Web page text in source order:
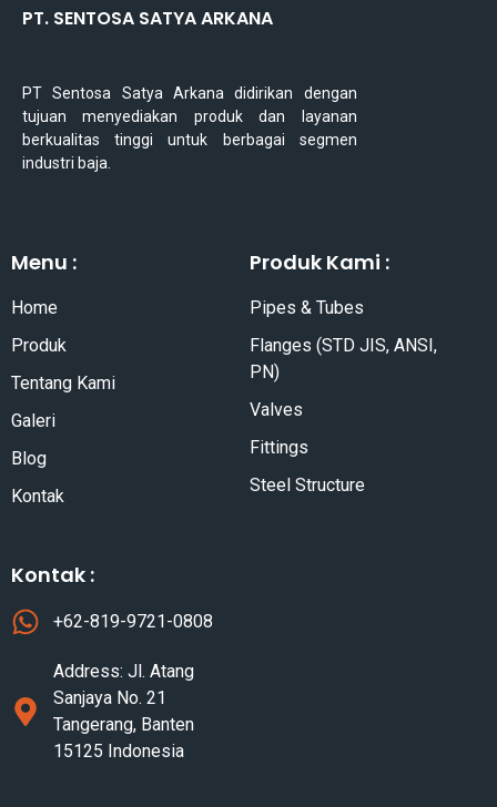
PT. SENTOSA SATYA ARKANA
PT Sentosa Satya Arkana didirikan dengan
tujuan menyediakan produk dan layanan
berkualitas tinggi untuk berbagai segmen
industri baja.
Menu :
Home
Produk
Tentang Kami
Galeri
Blog
Kontak
Produk Kami :
Pipes & Tubes
Flanges (STD JIS, ANSI,
PN)
Valves
Fittings
Steel Structure
Kontak :
+62-819-9721-0808
Address: Jl. Atang
Sanjaya No. 21
Tangerang, Banten
15125 Indonesia